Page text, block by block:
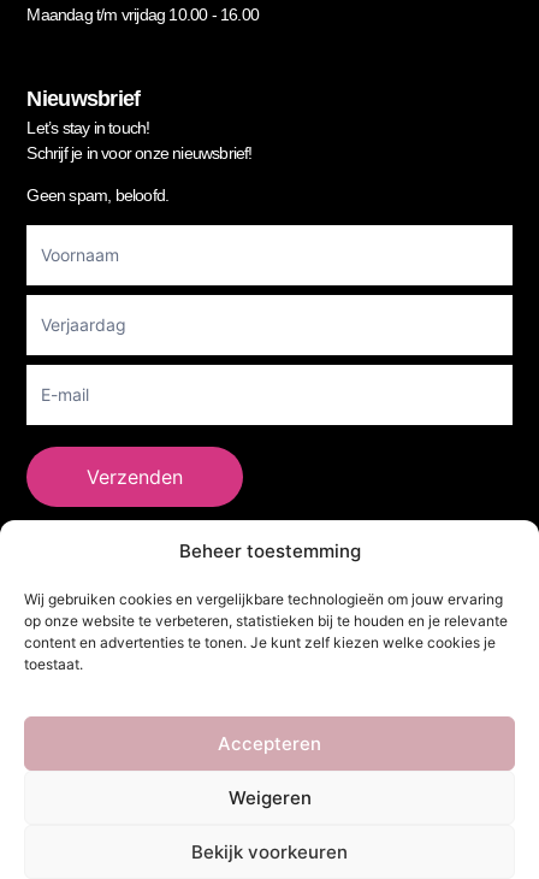
Beheer toestemming
Wij gebruiken cookies en vergelijkbare technologieën om jouw ervaring
op onze website te verbeteren, statistieken bij te houden en je relevante
content en advertenties te tonen. Je kunt zelf kiezen welke cookies je
toestaat.
Accepteren
Weigeren
Bekijk voorkeuren
Maandag t/m vrijdag 10.00 - 16.00
Nieuwsbrief
Let’s stay in touch!
Schrijf je in voor onze nieuwsbrief!
Geen spam, beloofd.
Newsletter
Verzenden
Adres
. Alle rechten voorbehouden. Powered by
Webdesigner &YHDS